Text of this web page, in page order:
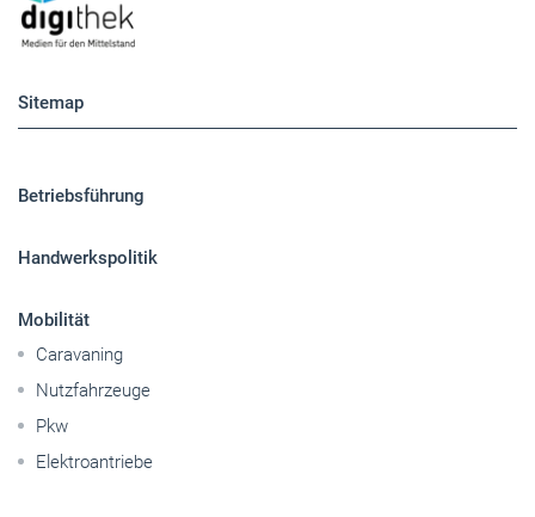
Sitemap
Betriebsführung
Handwerkspolitik
Mobilität
Caravaning
Nutzfahrzeuge
Pkw
Elektroantriebe